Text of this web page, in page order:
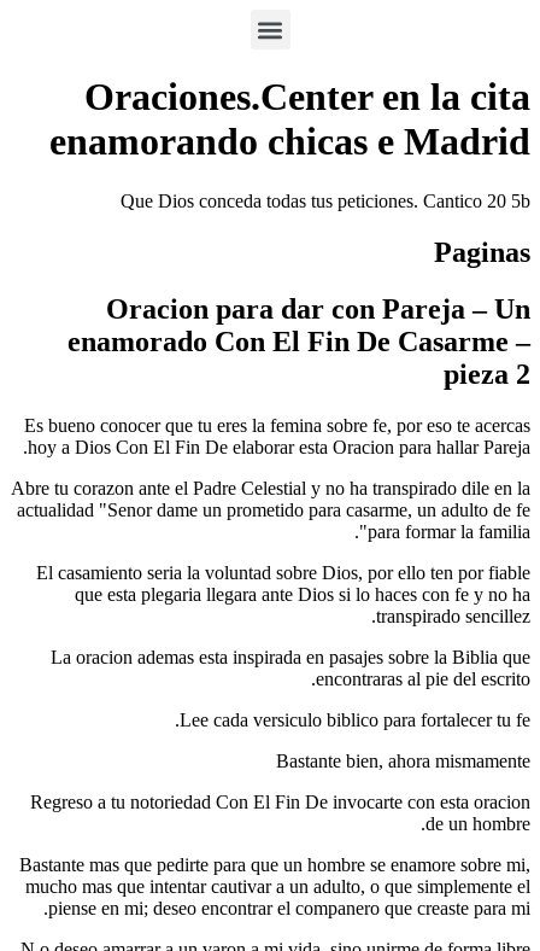
Oraciones.Center en la cita
enamorando chicas e Madrid
Que Dios conceda todas tus peticiones. Cantico 20 5b
Paginas
Oracion para dar con Pareja – Un
enamorado Con El Fin De Casarme –
pieza 2
Es bueno conocer que tu eres la femina sobre fe, por eso te acercas
hoy a Dios Con El Fin De elaborar esta Oracion para hallar Pareja.
Abre tu corazon ante el Padre Celestial y no ha transpirado dile en la
actualidad "Senor dame un prometido para casarme, un adulto de fe
para formar la familia".
El casamiento seri­a la voluntad sobre Dios, por ello ten por fiable
que esta plegaria llegara ante Dios si lo haces con fe y no ha
transpirado sencillez.
La oracion ademas esta inspirada en pasajes sobre la Biblia que
encontraras al pie del escrito.
Lee cada versiculo biblico para fortalecer tu fe.
Bastante bien, ahora mismamente
Regreso a tu notoriedad Con El Fin De invocarte con esta oracion
de un hombre.
Bastante mas que pedirte para que un hombre se enamore sobre mi,
mucho mas que intentar cautivar a un adulto, o que simplemente el
piense en mi; deseo encontrar el companero que creaste para mi.